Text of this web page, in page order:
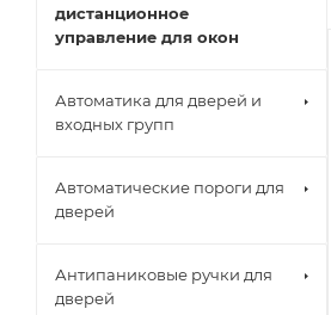
дистанционное
управление для окон
Автоматика для дверей и
входных групп
Автоматические пороги для
дверей
Антипаниковые ручки для
дверей